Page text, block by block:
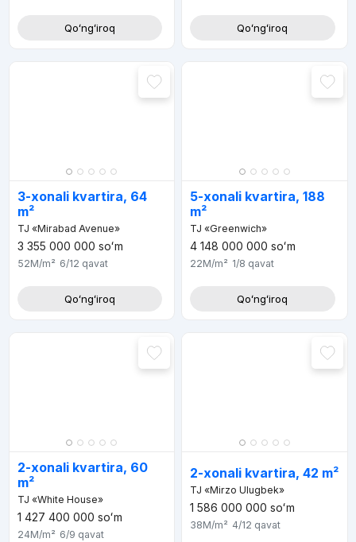
Qoʻngʻiroq Qoʻngʻiroq
3-xonali kvartira, 64
m²
TJ «Mirabad Avenue»
3 355 000 000 soʻm
52M/m² 6/12 qavat
Qoʻngʻiroq
5-xonali kvartira, 188
m²
TJ «Greenwich»
4 148 000 000 soʻm
22M/m² 1/8 qavat
Qoʻngʻiroq
2-xonali kvartira, 60
m²
TJ «White House»
1 427 400 000 soʻm
24M/m² 6/9 qavat
2-xonali kvartira, 42 m²
TJ «Mirzo Ulugbek»
1 586 000 000 soʻm
38M/m² 4/12 qavat